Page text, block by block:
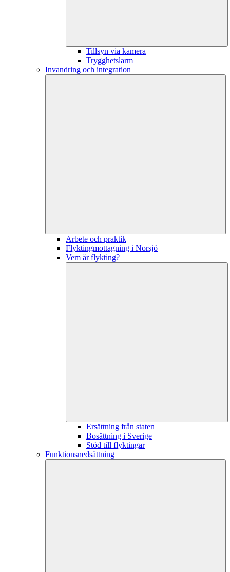
Tillsyn via kamera
Trygghetslarm
Invandring och integration
Arbete och praktik
Flyktingmottagning i Norsjö
Vem är flykting?
Ersättning från staten
Bosättning i Sverige
Stöd till flyktingar
Funktionsnedsättning